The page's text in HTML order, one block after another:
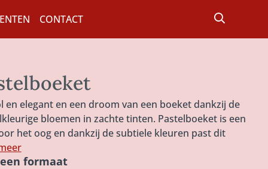
CONTACT
en elegant en een droom van een boeket dankzij de
bloemen in zachte tinten. Pastelboeket is een
het oog en dankzij de subtiele kleuren past dit
moeiteloos in elk interieur: van modern en
tot klassiek en landelijk en is het boeket geschikt
formaat